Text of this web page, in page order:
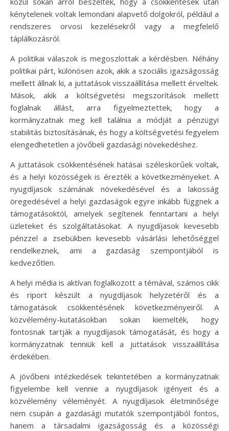
kénytelenek voltak lemondani alapvető dolgokról, például a
rendszeres orvosi kezelésekről vagy a megfelelő
táplálkozásról.
A politikai válaszok is megoszlottak a kérdésben. Néhány
politikai párt, különösen azok, akik a szociális igazságosság
mellett állnak ki, a juttatások visszaállítása mellett érveltek.
Mások, akik a költségvetési megszorítások mellett
foglalnak állást, arra figyelmeztettek, hogy a
kormányzatnak meg kell találnia a módját a pénzügyi
stabilitás biztosításának, és hogy a költségvetési fegyelem
elengedhetetlen a jövőbeli gazdasági növekedéshez.
A juttatások csökkentésének hatásai széleskörűek voltak,
és a helyi közösségek is érezték a következményeket. A
nyugdíjasok számának növekedésével és a lakosság
öregedésével a helyi gazdaságok egyre inkább függnek a
támogatásoktól, amelyek segítenek fenntartani a helyi
üzleteket és szolgáltatásokat. A nyugdíjasok kevesebb
pénzzel a zsebükben kevesebb vásárlási lehetőséggel
rendelkeznek, ami a gazdaság szempontjából is
kedvezőtlen.
A helyi média is aktívan foglalkozott a témával, számos cikk
és riport készült a nyugdíjasok helyzetéről és a
támogatások csökkentésének következményeiről. A
közvélemény-kutatásokban sokan kiemelték, hogy
fontosnak tartják a nyugdíjasok támogatását, és hogy a
kormányzatnak tenniük kell a juttatások visszaállítása
érdekében.
A jövőbeni intézkedések tekintetében a kormányzatnak
figyelembe kell vennie a nyugdíjasok igényeit és a
közvélemény véleményét. A nyugdíjasok életminősége
nem csupán a gazdasági mutatók szempontjából fontos,
hanem a társadalmi igazságosság és a közösségi